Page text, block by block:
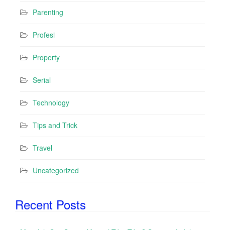
Parenting
Profesi
Property
Serial
Technology
Tips and Trick
Travel
Uncategorized
Recent Posts